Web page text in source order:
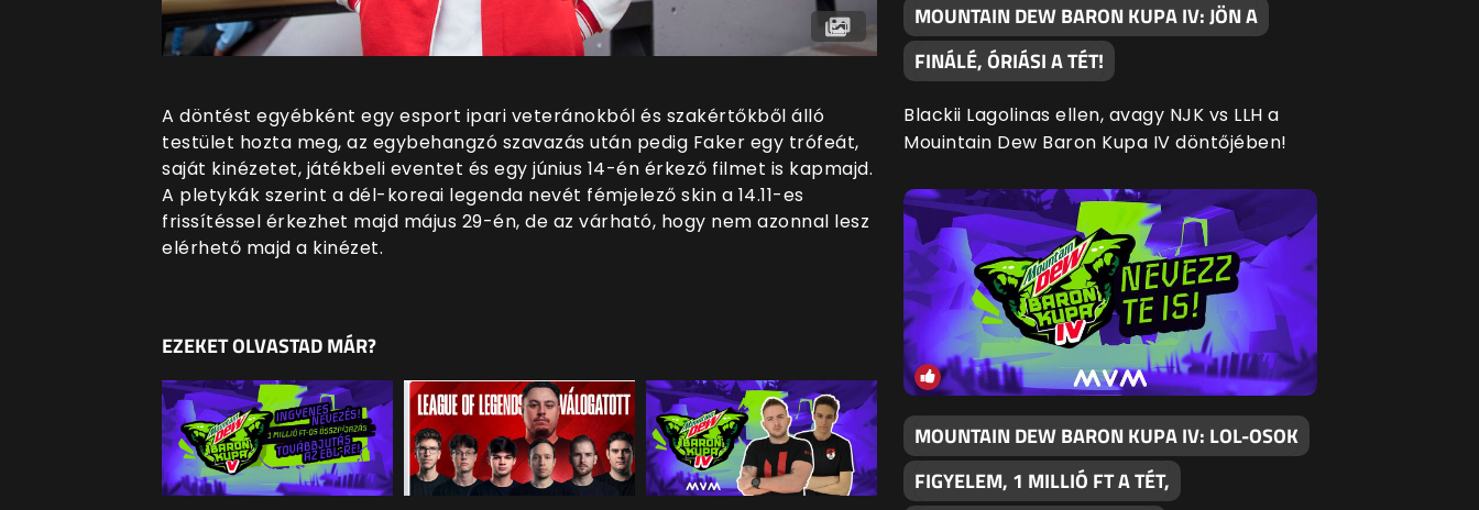
A döntést egyébként egy esport ipari veteránokból és szakértőkből álló
testület hozta meg, az egybehangzó szavazás után pedig Faker egy trófeát,
saját kinézetet, játékbeli eventet és egy június 14-én érkező filmet is kapmajd.
A pletykák szerint a dél-koreai legenda nevét fémjelező skin a 14.11-es
frissítéssel érkezhet majd május 29-én, de az várható, hogy nem azonnal lesz
elérhető majd a kinézet.
EZEKET OLVASTAD MÁR?
MOUNTAIN DEW BARON KUPA IV: JÖN A
FINÁLÉ, ÓRIÁSI A TÉT!
Blackii Lagolinas ellen, avagy NJK vs LLH a
Mouintain Dew Baron Kupa IV döntőjében!
MOUNTAIN DEW BARON KUPA IV: LOL-OSOK
FIGYELEM, 1 MILLIÓ FT A TÉT,